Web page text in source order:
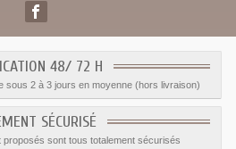
48/ 72 H
sous 2 à 3 jours en moyenne (hors livraison)
SÉCURISÉ
proposés sont tous totalement sécurisés